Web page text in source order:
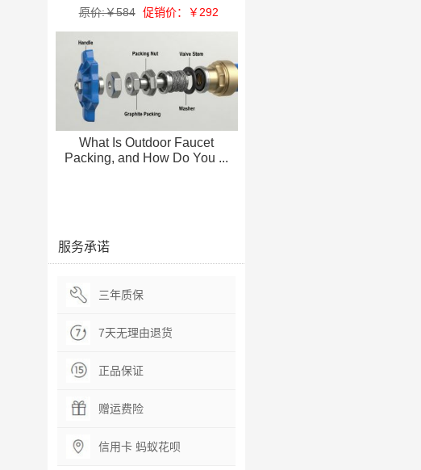
原价:￥584 促销价：￥292
What Is Outdoor Faucet
Packing, and How Do You ...
服务承诺
三年质保
7天无理由退货
正品保证
赠运费险
信用卡 蚂蚁花呗